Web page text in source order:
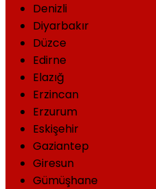
Denizli
Diyarbakır
Düzce
Edirne
Elazığ
Erzincan
Erzurum
Eskişehir
Gaziantep
Giresun
Gümüşhane